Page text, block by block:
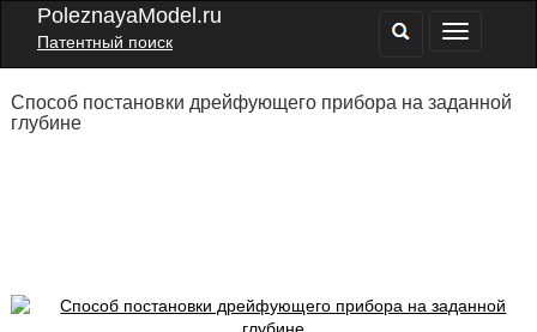
PoleznayaModel.ru
Патентный поиск
Способ постановки дрейфующего прибора на заданной
глубине